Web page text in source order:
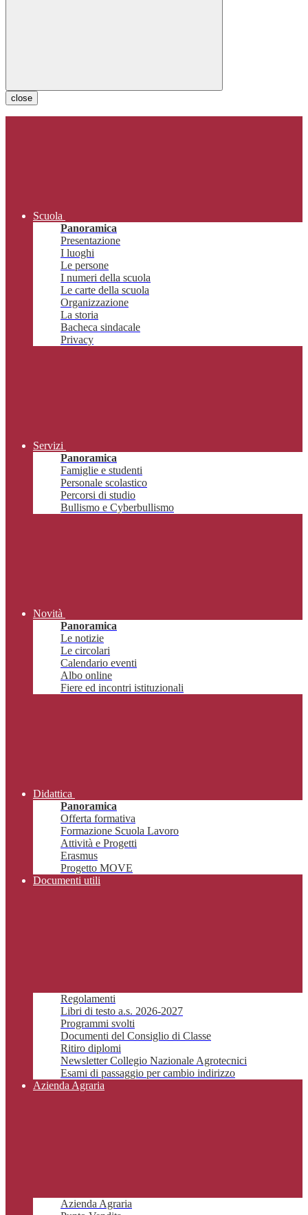
close
Scuola
Panoramica
Presentazione
I luoghi
Le persone
I numeri della scuola
Le carte della scuola
Organizzazione
La storia
Bacheca sindacale
Privacy
Servizi
Panoramica
Famiglie e studenti
Personale scolastico
Percorsi di studio
Bullismo e Cyberbullismo
Novità
Panoramica
Le notizie
Le circolari
Calendario eventi
Albo online
Fiere ed incontri istituzionali
Didattica
Panoramica
Offerta formativa
Formazione Scuola Lavoro
Attività e Progetti
Erasmus
Progetto MOVE
Documenti utili
Regolamenti
Libri di testo a.s. 2026-2027
Programmi svolti
Documenti del Consiglio di Classe
Ritiro diplomi
Newsletter Collegio Nazionale Agrotecnici
Esami di passaggio per cambio indirizzo
Azienda Agraria
Azienda Agraria